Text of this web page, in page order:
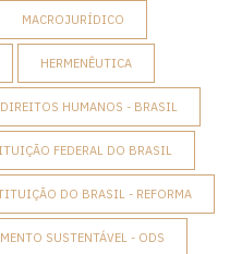
MACROJURÍDICO
HERMENÊUTICA
DIREITOS HUMANOS - BRASIL
FEDERAL DO BRASIL
DO BRASIL - REFORMA
SUSTENTÁVEL - ODS